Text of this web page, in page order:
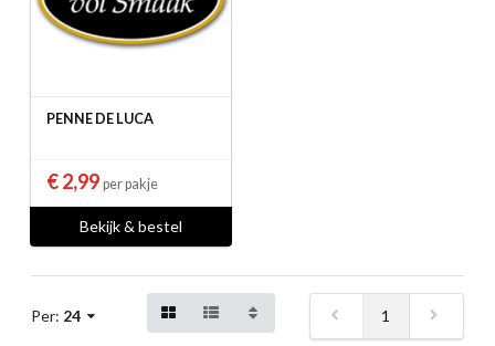
PENNE DE LUCA
€ 2,99 per pakje
Bekijk & bestel
Per: 24 1